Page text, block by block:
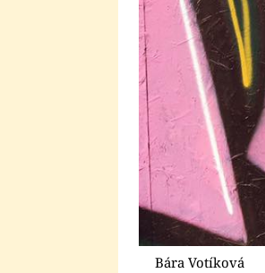
Bára Votíková